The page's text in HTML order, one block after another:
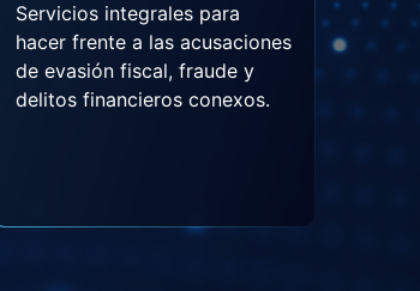
Servicios integrales para
hacer frente a las acusaciones
de evasión fiscal, fraude y
delitos financieros conexos.